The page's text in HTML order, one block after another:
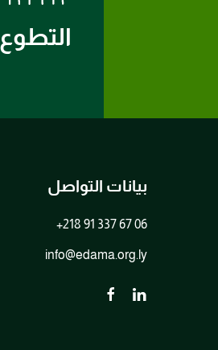
التطوع
بيانات التواصل
+218 91 337 67 06
info@edama.org.ly